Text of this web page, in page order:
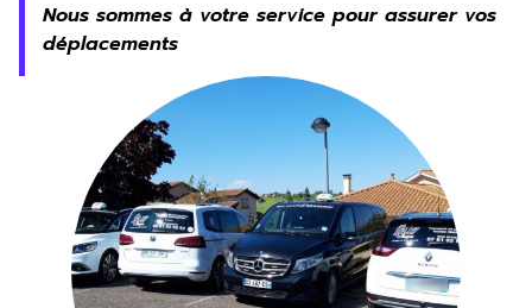
Nous sommes à votre service pour assurer vos
déplacements